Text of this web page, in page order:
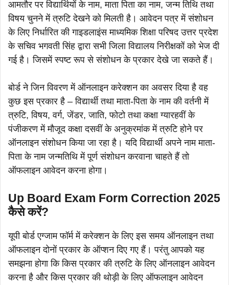
आमतौर पर विद्यार्थियों के नाम, माता पिता का नाम, जन्म तिथि तथा
विषय चुनने में त्रुटि देखने को मिलती है। आवेदन पत्र में संशोधन
के लिए निर्धारित की गाइडलाइंस माध्यमिक शिक्षा परिषद उत्तर प्रदेश
के सचिव भगवती सिंह द्वारा सभी जिला विद्यालय निरीक्षकों को भेज दी
गई है। जिसमें स्पष्ट रूप से संशोधन के प्रकार देखे जा सकते हैं।
बोर्ड ने जिन विवरण में ऑनलाइन करेक्शन का अवसर दिया है वह
कुछ इस प्रकार है – विद्यार्थी तथा माता-पिता के नाम की वर्तनी में
त्रुटि, विषय, वर्ग, जेंडर, जाति, फोटो तथा कक्षा ग्यारहवीं के
पंजीकरण में मौजूद कक्षा दसवीं के अनुक्रमांक में त्रुटि होने पर
ऑनलाइन संशोधन किया जा रहा है। यदि विद्यार्थी अपने नाम माता-
पिता के नाम जन्मतिथि में पूर्ण संशोधन करवाना चाहते हैं तो
ऑफलाइन आवेदन करना होगा।
Up Board Exam Form Correction 2025
कैसे करें?
यूपी बोर्ड एग्जाम फॉर्म में करेक्शन के लिए इस समय ऑनलाइन तथा
ऑफलाइन दोनों प्रकार के ऑप्शन दिए गए हैं। परंतु आपको यह
समझना होगा कि किस प्रकार की त्रुटि के लिए ऑनलाइन आवेदन
करना है और किस प्रकार की थोड़ी के लिए ऑफलाइन आवेदन